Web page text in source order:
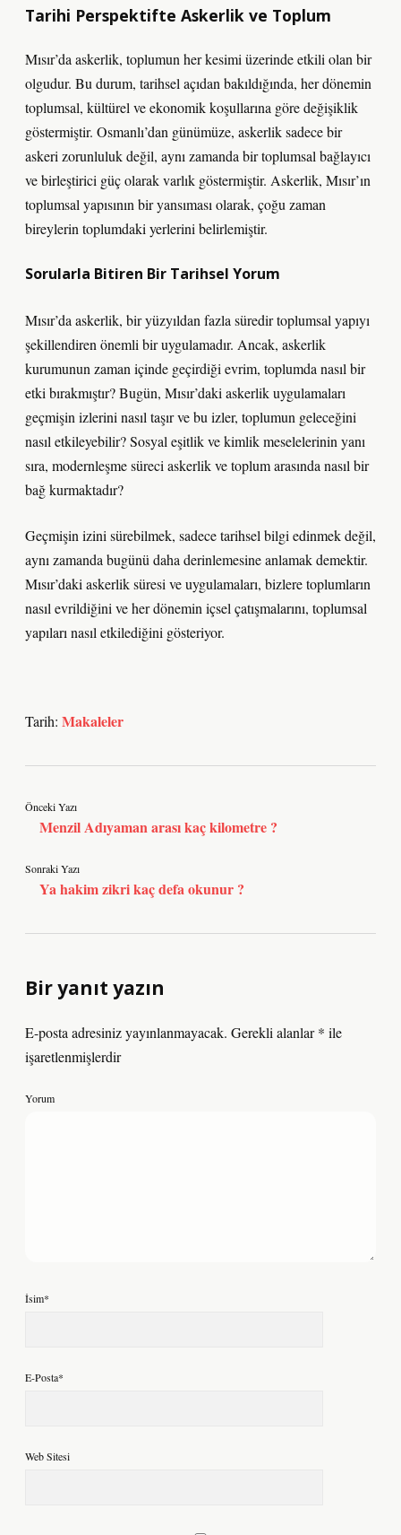
Tarihi Perspektifte Askerlik ve Toplum
Mısır’da askerlik, toplumun her kesimi üzerinde etkili olan bir
olgudur. Bu durum, tarihsel açıdan bakıldığında, her dönemin
toplumsal, kültürel ve ekonomik koşullarına göre değişiklik
göstermiştir. Osmanlı’dan günümüze, askerlik sadece bir
askeri zorunluluk değil, aynı zamanda bir toplumsal bağlayıcı
ve birleştirici güç olarak varlık göstermiştir. Askerlik, Mısır’ın
toplumsal yapısının bir yansıması olarak, çoğu zaman
bireylerin toplumdaki yerlerini belirlemiştir.
Sorularla Bitiren Bir Tarihsel Yorum
Mısır’da askerlik, bir yüzyıldan fazla süredir toplumsal yapıyı
şekillendiren önemli bir uygulamadır. Ancak, askerlik
kurumunun zaman içinde geçirdiği evrim, toplumda nasıl bir
etki bırakmıştır? Bugün, Mısır’daki askerlik uygulamaları
geçmişin izlerini nasıl taşır ve bu izler, toplumun geleceğini
nasıl etkileyebilir? Sosyal eşitlik ve kimlik meselelerinin yanı
sıra, modernleşme süreci askerlik ve toplum arasında nasıl bir
bağ kurmaktadır?
Geçmişin izini sürebilmek, sadece tarihsel bilgi edinmek değil,
aynı zamanda bugünü daha derinlemesine anlamak demektir.
Mısır’daki askerlik süresi ve uygulamaları, bizlere toplumların
nasıl evrildiğini ve her dönemin içsel çatışmalarını, toplumsal
yapıları nasıl etkilediğini gösteriyor.
Tarih: Makaleler
Önceki Yazı
Menzil Adıyaman arası kaç kilometre ?
Sonraki Yazı
Ya hakim zikri kaç defa okunur ?
Bir yanıt yazın
E-posta adresiniz yayınlanmayacak. Gerekli alanlar* ile
işaretlenmişlerdir
Yorum
İsim*
E-Posta*
Web Sitesi